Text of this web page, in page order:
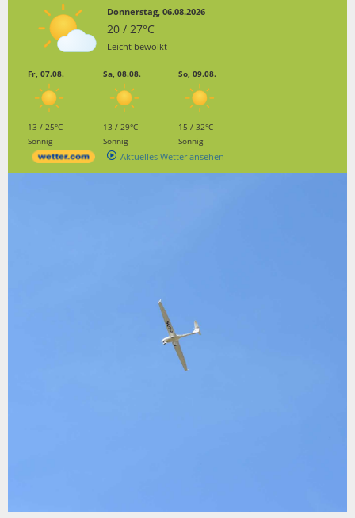
Donnerstag, 06.08.2026
20 / 27°C
Leicht bewölkt
Fr, 07.08.
13 / 25°C
Sonnig
Sa, 08.08.
13 / 29°C
Sonnig
So, 09.08.
15 / 32°C
Sonnig
Aktuelles Wetter ansehen